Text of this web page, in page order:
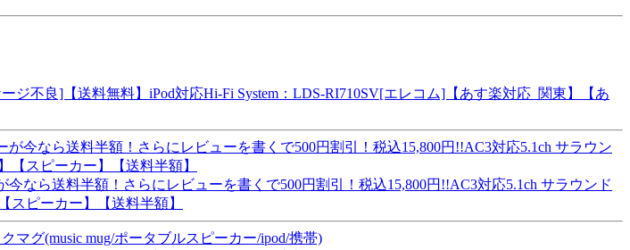
不良]【送料無料】iPod対応Hi-Fi System：LDS-RI710SV[エレコム]【あす楽対応_関東】【あ
なら送料半額！さらにレビューを書くで500円割引！税込15,800円!!AC3対応5.1ch サラウンド
スピーカー】【送料半額】